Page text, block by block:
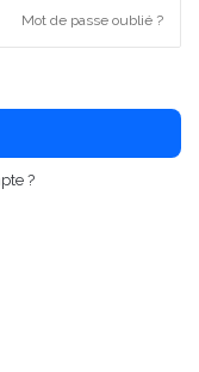
Mot de passe oublié ?
?